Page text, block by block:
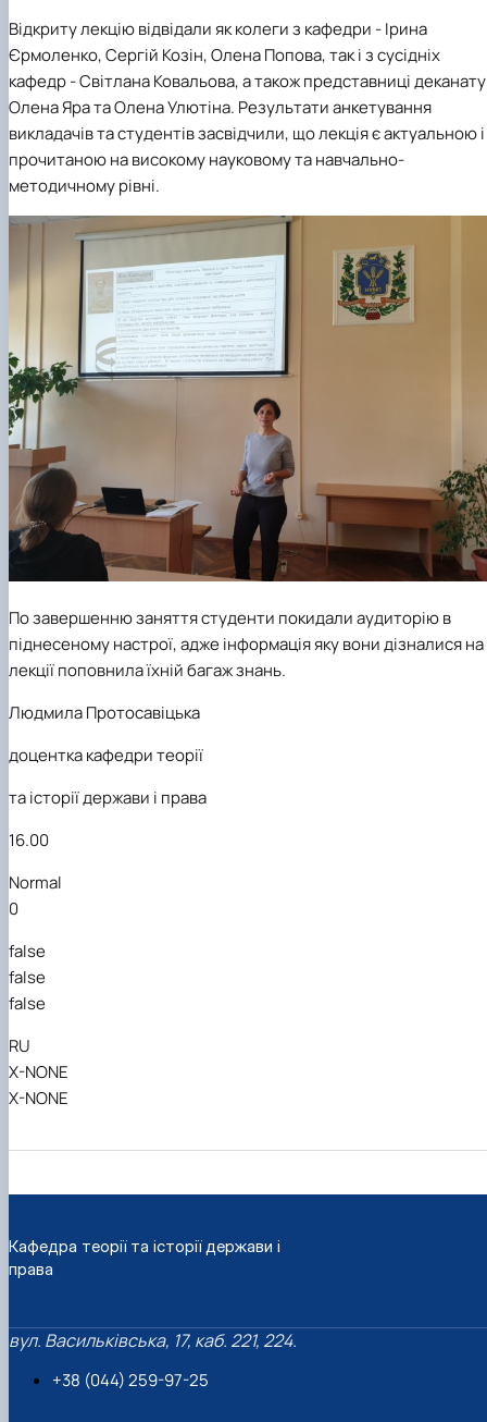
Відкриту лекцію відвідали як колеги з кафедри -Ірина
Єрмоленко, Сергій Козін, Олена Попова, так і з сусідніх
кафедр -Світлана Ковальова,а також представницідеканату
Олена ЯратаОлена Улютіна. Результати анкетування
викладачів та студентів засвідчили, що лекція є актуальною і
прочитаною на високому науковому та навчально-
методичному рівні.
По завершенню заняття студенти покидали аудиторію в
піднесеному настрої, адже інформація яку вони дізналися на
лекції поповнила їхній багаж знань.
Людмила Протосавіцька
доценткакафедри теорії
та історії держави і права
16.00
Normal
0
false
false
false
RU
X-NONE
X-NONE
Кафедра теорії та історії держави і
права
вул. Васильківська, 17, каб. 221, 224.
+38 (044) 259-97-25